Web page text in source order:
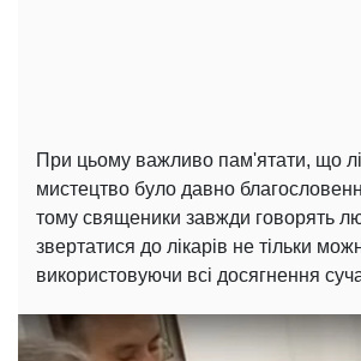
При цьому важливо пам'ятати, що
мистецтво було давно
тому священики завжди говорять
звертатися до лікарів не тільки
використовуючи всі досягнення